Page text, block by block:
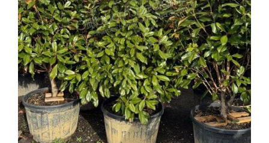
Treesafe
VORSTBESCHERMINGVOORBOMEN.NL
WINTERSCHUTZFUERBAEUME.DE
FROSTPROTECTIONFORTREES.CO.UK
Terracotta
TERRACOTTA.NL
TERRACOTTA.BE
TERRAKOTTA.DE